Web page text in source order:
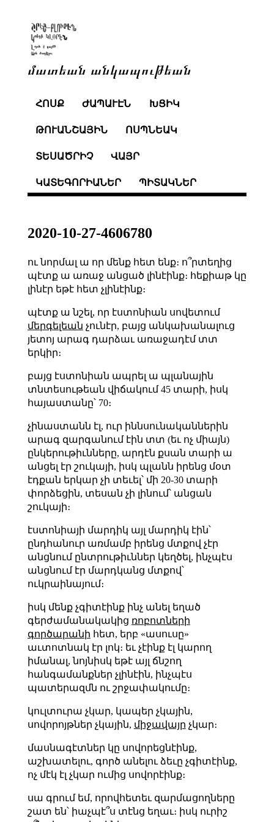
մատեան անկապութեան
ՀՈՍՔ ԺԱՊԱՒԷՆ ԽՑԻԿ
ԹՈՒԱՆՇԱՅԻՆ ՈՍՊՆԵԱԿ
ՏԵՍԱԾՐԻՉ ՎԱՅՐ
ԿԱՏԵԳՈՐԻԱՆԵՐ ՊԻՏԱԿՆԵՐ
2020-10-27-4606780
ու նորմալ ա որ մենք հետ ենք։ ո՞րտեղից
պէտք ա առաջ անցած լինէինք։ հեքիաթ կը
լինէր եթէ հետ չլինէինք։
պէտք ա նշել, որ էստոնիան սովետում
մերգելեան չունէր, բայց անկախանալուց
յետոյ արագ դարձաւ առաջադէմ տտ
երկիր։
բայց էստոնիան ապրել ա պլանային
տնտեսութեան վիճակում 45 տարի, իսկ
հայաստանը՝ 70։
չինաստանն էլ, ուր իննսունականներին
արագ զարգանում էին տտ (եւ ոչ միայն)
ընկերութիւնները, արդէն քսան տարի ա
անցել էր շուկայի, իսկ պլանն իրենց մօտ
էդքան երկար չի տեւել՝ մի 20-30 տարի
փորձեցին, տեսան չի լինում՝ անցան
շուկայի։
էստոնիայի մարդիկ այլ մարդիկ էին՝
ընդհանուր առմամբ իրենց մտքով չէր
անցնում ընտրութիւններ կեղծել, ինչպէս
անցնում էր մարդկանց մտքով՝
ուկրաինայում։
իսկ մենք չգիտէինք ինչ անել եղած
գերժամանակակից ռոբոտների
գործարանի հետ, երբ «ասուսը»
աւտոտնակ էր լոկ։ եւ չէինք էլ կարող
իմանալ, նոյնիսկ եթէ այլ ճնշող
հանգամանքներ չլինէին, ինչպէս
պատերազմն ու շրջափակումը։
կուլտուրա չկար, կապեր չկային,
սովորոյթներ չկային, միջավայր չկար։
մասնագէտներ կը սովորեցնէինք,
աշխատելու, գործ անելու ձեւը չգիտէինք,
ոչ մէկ էլ չկար ումից սովորէինք։
սա գրում եմ, որովհետեւ զարմացողները
շատ են՝ իաչպէ՞ս տէնց եղաւ։ իսկ ուրիշ